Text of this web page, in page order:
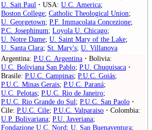
U. Sait Paul · USA: U.C. America;
Boston College; Catholic Theological Union;
U. Georgetown; P.F. Immacolata Concezione;
P.C. Josephinum; Loyola U. Chicago;
U. Notre Dame; U. Saint Mary of the Lake;
U. Santa Clara; St. Mary's; U. Villanova
Argentina: P.U.C. Argentina · Bolivia:
U.C. Boliviana San Pablo; P.U. Chuquisaca ·
Brasile: P.U.C. Campinas; P.U.C. Goiás;
P.U.C. Minas Gerais; P.U.C. Paraná;
U.C. Pelotas; P.U.C. Rio de Janeiro;
P.U.C. Rio Grande do Sul; P.U.C. San Paolo ·
Cile: P.U.C. Cile; P.U.C. Valparaiso · Colombia:
U.P. Bolivariana; P.U. Javeriana;
Fondazione U.C. Nord; U. San Buenaventura;